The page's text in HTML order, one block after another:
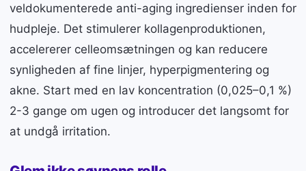
veldokumenterede anti-aging ingredienser inden for
hudpleje. Det stimulerer kollagenproduktionen,
accelererer celleomsætningen og kan reducere
synligheden af fine linjer, hyperpigmentering og
akne. Start med en lav koncentration (0,025–0,1 %)
2-3 gange om ugen og introducer det langsomt for
at undgå irritation.